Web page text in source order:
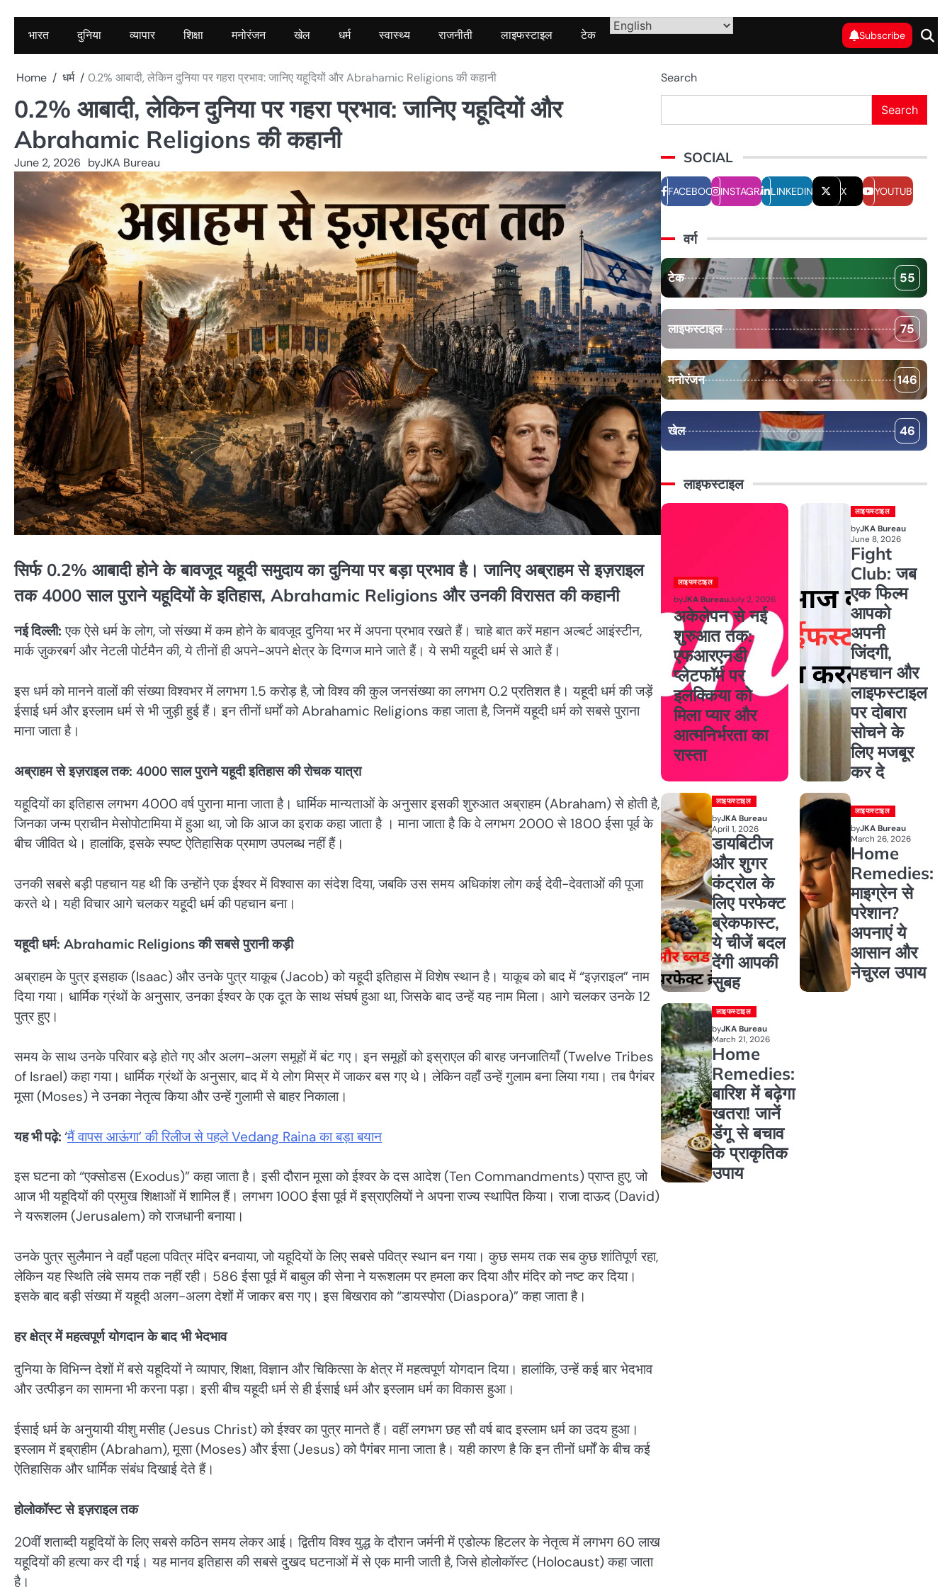
भारत दुनिया व्यापार शिक्षा मनोरंजन खेल धर्म स्वास्थ्य राजनीती लाइफस्टाइल टेक Subscribe
Home धर्म 0.2% आबादी, लेकिन दुनिया पर गहरा प्रभाव: जानिए यहूदियों और Abrahamic Religions की कहानी
0.2% आबादी, लेकिन दुनिया पर गहरा प्रभाव: जानिए यहूदियों और
Abrahamic Religions की कहानी
June 2, 2026 byJKA Bureau
सिर्फ 0.2% आबादी होने के बावजूद यहूदी समुदाय का दुनिया पर बड़ा प्रभाव है। जानिए अब्राहम से इज़राइल
तक 4000 साल पुराने यहूदियों के इतिहास, Abrahamic Religions और उनकी विरासत की कहानी
नई दिल्ली: एक ऐसे धर्म के लोग, जो संख्या में कम होने के बावजूद दुनिया भर में अपना प्रभाव रखते हैं। चाहे बात करें महान अल्बर्ट आइंस्टीन,
मार्क ज़ुकरबर्ग और नेटली पोर्टमैन की, ये तीनों ही अपने-अपने क्षेत्र के दिग्गज माने जाते हैं। ये सभी यहूदी धर्म से आते हैं।
इस धर्म को मानने वालों की संख्या विश्वभर में लगभग 1.5 करोड़ है, जो विश्व की कुल जनसंख्या का लगभग 0.2 प्रतिशत है। यहूदी धर्म की जड़ें
ईसाई धर्म और इस्लाम धर्म से भी जुड़ी हुई हैं। इन तीनों धर्मों को Abrahamic Religions कहा जाता है, जिनमें यहूदी धर्म को सबसे पुराना
माना जाता है।
अब्राहम से इज़राइल तक: 4000 साल पुराने यहूदी इतिहास की रोचक यात्रा
यहूदियों का इतिहास लगभग 4000 वर्ष पुराना माना जाता है। धार्मिक मान्यताओं के अनुसार इसकी शुरुआत अब्राहम (Abraham) से होती है,
जिनका जन्म प्राचीन मेसोपोटामिया में हुआ था, जो कि आज का इराक कहा जाता है । माना जाता है कि वे लगभग 2000 से 1800 ईसा पूर्व के
बीच जीवित थे। हालांकि, इसके स्पष्ट ऐतिहासिक प्रमाण उपलब्ध नहीं हैं।
उनकी सबसे बड़ी पहचान यह थी कि उन्होंने एक ईश्वर में विश्वास का संदेश दिया, जबकि उस समय अधिकांश लोग कई देवी-देवताओं की पूजा
करते थे। यही विचार आगे चलकर यहूदी धर्म की पहचान बना।
यहूदी धर्म: Abrahamic Religions की सबसे पुरानी कड़ी
अब्राहम के पुत्र इसहाक (Isaac) और उनके पुत्र याकूब (Jacob) को यहूदी इतिहास में विशेष स्थान है। याकूब को बाद में “इज़राइल” नाम
दिया गया। धार्मिक ग्रंथों के अनुसार, उनका ईश्वर के एक दूत के साथ संघर्ष हुआ था, जिसके बाद उन्हें यह नाम मिला। आगे चलकर उनके 12
पुत्र हुए।
समय के साथ उनके परिवार बड़े होते गए और अलग-अलग समूहों में बंट गए। इन समूहों को इस्राएल की बारह जनजातियाँ (Twelve Tribes
of Israel) कहा गया। धार्मिक ग्रंथों के अनुसार, बाद में ये लोग मिस्र में जाकर बस गए थे। लेकिन वहाँ उन्हें गुलाम बना लिया गया। तब पैगंबर
मूसा (Moses) ने उनका नेतृत्व किया और उन्हें गुलामी से बाहर निकाला।
यह भी पढ़े: ‘मैं वापस आऊंगा’ की रिलीज से पहले Vedang Raina का बड़ा बयान
इस घटना को “एक्सोडस (Exodus)” कहा जाता है। इसी दौरान मूसा को ईश्वर के दस आदेश (Ten Commandments) प्राप्त हुए, जो
आज भी यहूदियों की प्रमुख शिक्षाओं में शामिल हैं। लगभग 1000 ईसा पूर्व में इस्राएलियों ने अपना राज्य स्थापित किया। राजा दाऊद (David)
ने यरूशलम (Jerusalem) को राजधानी बनाया।
उनके पुत्र सुलैमान ने वहाँ पहला पवित्र मंदिर बनवाया, जो यहूदियों के लिए सबसे पवित्र स्थान बन गया। कुछ समय तक सब कुछ शांतिपूर्ण रहा,
लेकिन यह स्थिति लंबे समय तक नहीं रही। 586 ईसा पूर्व में बाबुल की सेना ने यरूशलम पर हमला कर दिया और मंदिर को नष्ट कर दिया।
इसके बाद बड़ी संख्या में यहूदी अलग-अलग देशों में जाकर बस गए। इस बिखराव को “डायस्पोरा (Diaspora)” कहा जाता है।
हर क्षेत्र में महत्वपूर्ण योगदान के बाद भी भेदभाव
दुनिया के विभिन्न देशों में बसे यहूदियों ने व्यापार, शिक्षा, विज्ञान और चिकित्सा के क्षेत्र में महत्वपूर्ण योगदान दिया। हालांकि, उन्हें कई बार भेदभाव
और उत्पीड़न का सामना भी करना पड़ा। इसी बीच यहूदी धर्म से ही ईसाई धर्म और इस्लाम धर्म का विकास हुआ।
ईसाई धर्म के अनुयायी यीशु मसीह (Jesus Christ) को ईश्वर का पुत्र मानते हैं। वहीं लगभग छह सौ वर्ष बाद इस्लाम धर्म का उदय हुआ।
इस्लाम में इब्राहीम (Abraham), मूसा (Moses) और ईसा (Jesus) को पैगंबर माना जाता है। यही कारण है कि इन तीनों धर्मों के बीच कई
ऐतिहासिक और धार्मिक संबंध दिखाई देते हैं।
होलोकॉस्ट से इज़राइल तक
20वीं शताब्दी यहूदियों के लिए सबसे कठिन समय लेकर आई। द्वितीय विश्व युद्ध के दौरान जर्मनी में एडोल्फ हिटलर के नेतृत्व में लगभग 60 लाख
यहूदियों की हत्या कर दी गई। यह मानव इतिहास की सबसे दुखद घटनाओं में से एक मानी जाती है, जिसे होलोकॉस्ट (Holocaust) कहा जाता
है।
Search
Search
SOCIAL
FACEBOOKINSTAGRAMLINKEDIN X YOUTUBE
वर्ग
टेक 55
लाइफस्टाइल 75
मनोरंजन 146
खेल 46
लाइफस्टाइल
लाइफस्टाइल
byJKA BureauJuly 2, 2026
अकेलेपन से नई
शुरुआत तक:
एफआरएनडी
प्लेटफॉर्म पर
इलक्किया को
मिला प्यार और
आत्मनिर्भरता का
रास्ता
लाइफस्टाइल
byJKA Bureau
June 8, 2026
Fight
Club: जब
एक फिल्म
आपको
अपनी
जिंदगी,
पहचान और
लाइफस्टाइल
पर दोबारा
सोचने के
लिए मजबूर
कर दे
लाइफस्टाइल
byJKA Bureau
April 1, 2026
डायबिटीज
और शुगर
कंट्रोल के
लिए परफेक्ट
ब्रेकफास्ट,
ये चीजें बदल
देंगी आपकी
सुबह
लाइफस्टाइल
byJKA Bureau
March 26, 2026
Home
Remedies:
माइग्रेन से
परेशान?
अपनाएं ये
आसान और
नेचुरल उपाय
लाइफस्टाइल
byJKA Bureau
March 21, 2026
Home
Remedies:
बारिश में बढ़ेगा
खतरा! जानें
डेंगू से बचाव
के प्राकृतिक
उपाय